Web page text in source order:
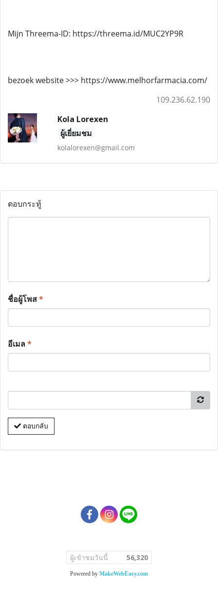
Mijn Threema-ID: https://threema.id/MUC2YP9R
bezoek website >>> https://www.melhorfarmacia.com/
109.236.62.190
Kola Lorexen
ผู้เยี่ยมชม
kolalorexen@gmail.com
ตอบกระทู้
ชื่อผู้โพส*
อีเมล*
ตอบกลับ
ผู้เข้าชมวันนี้ 56,320
Powered by MakeWebEasy.com